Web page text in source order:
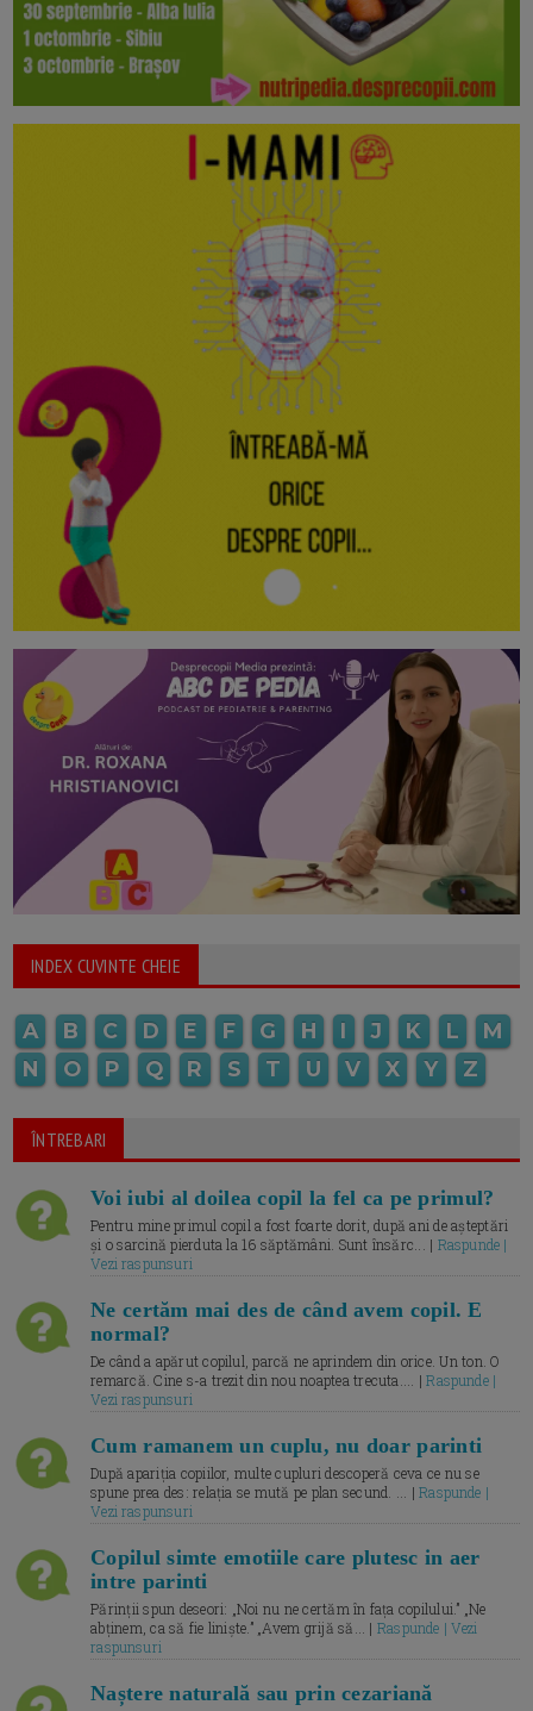
INDEX CUVINTE CHEIE
A B C D E F G H I J K L
M
N
O P Q R S T U V X Y Z
ÎNTREBARI
Voi iubi al doilea copil la fel ca pe primul?
Pentru mine primul copil a fost foarte dorit, după ani de așteptări
și o sarcină pierduta la 16 săptămâni. Sunt însărc... | Raspunde |
Vezi raspunsuri
Ne certăm mai des de când avem copil. E
normal?
De când a apărut copilul, parcă ne aprindem din orice. Un ton. O
remarcă. Cine s-a trezit din nou noaptea trecuta.... |Raspunde |
Vezi raspunsuri
Cum ramanem un cuplu, nu doar parinti
După apariția copiilor, multe cupluri descoperă ceva ce nu se
spune prea des: relația se mută pe plan secund. ... |Raspunde |
Vezi raspunsuri
Copilul simte emotiile care plutesc in aer
intre parinti
Părinții spun deseori: „Noi nu ne certăm în fața copilului.” „Ne
abținem, ca să fie liniște.” „Avem grijă să... | Raspunde | Vezi
raspunsuri
Naștere naturală sau prin cezariană